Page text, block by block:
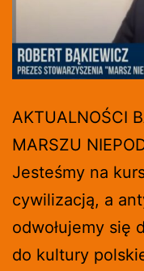
AKTUALNOŚCI
MARSZU
Jesteśmy na
cywilizacją, a
odwołujemy się
do kultury